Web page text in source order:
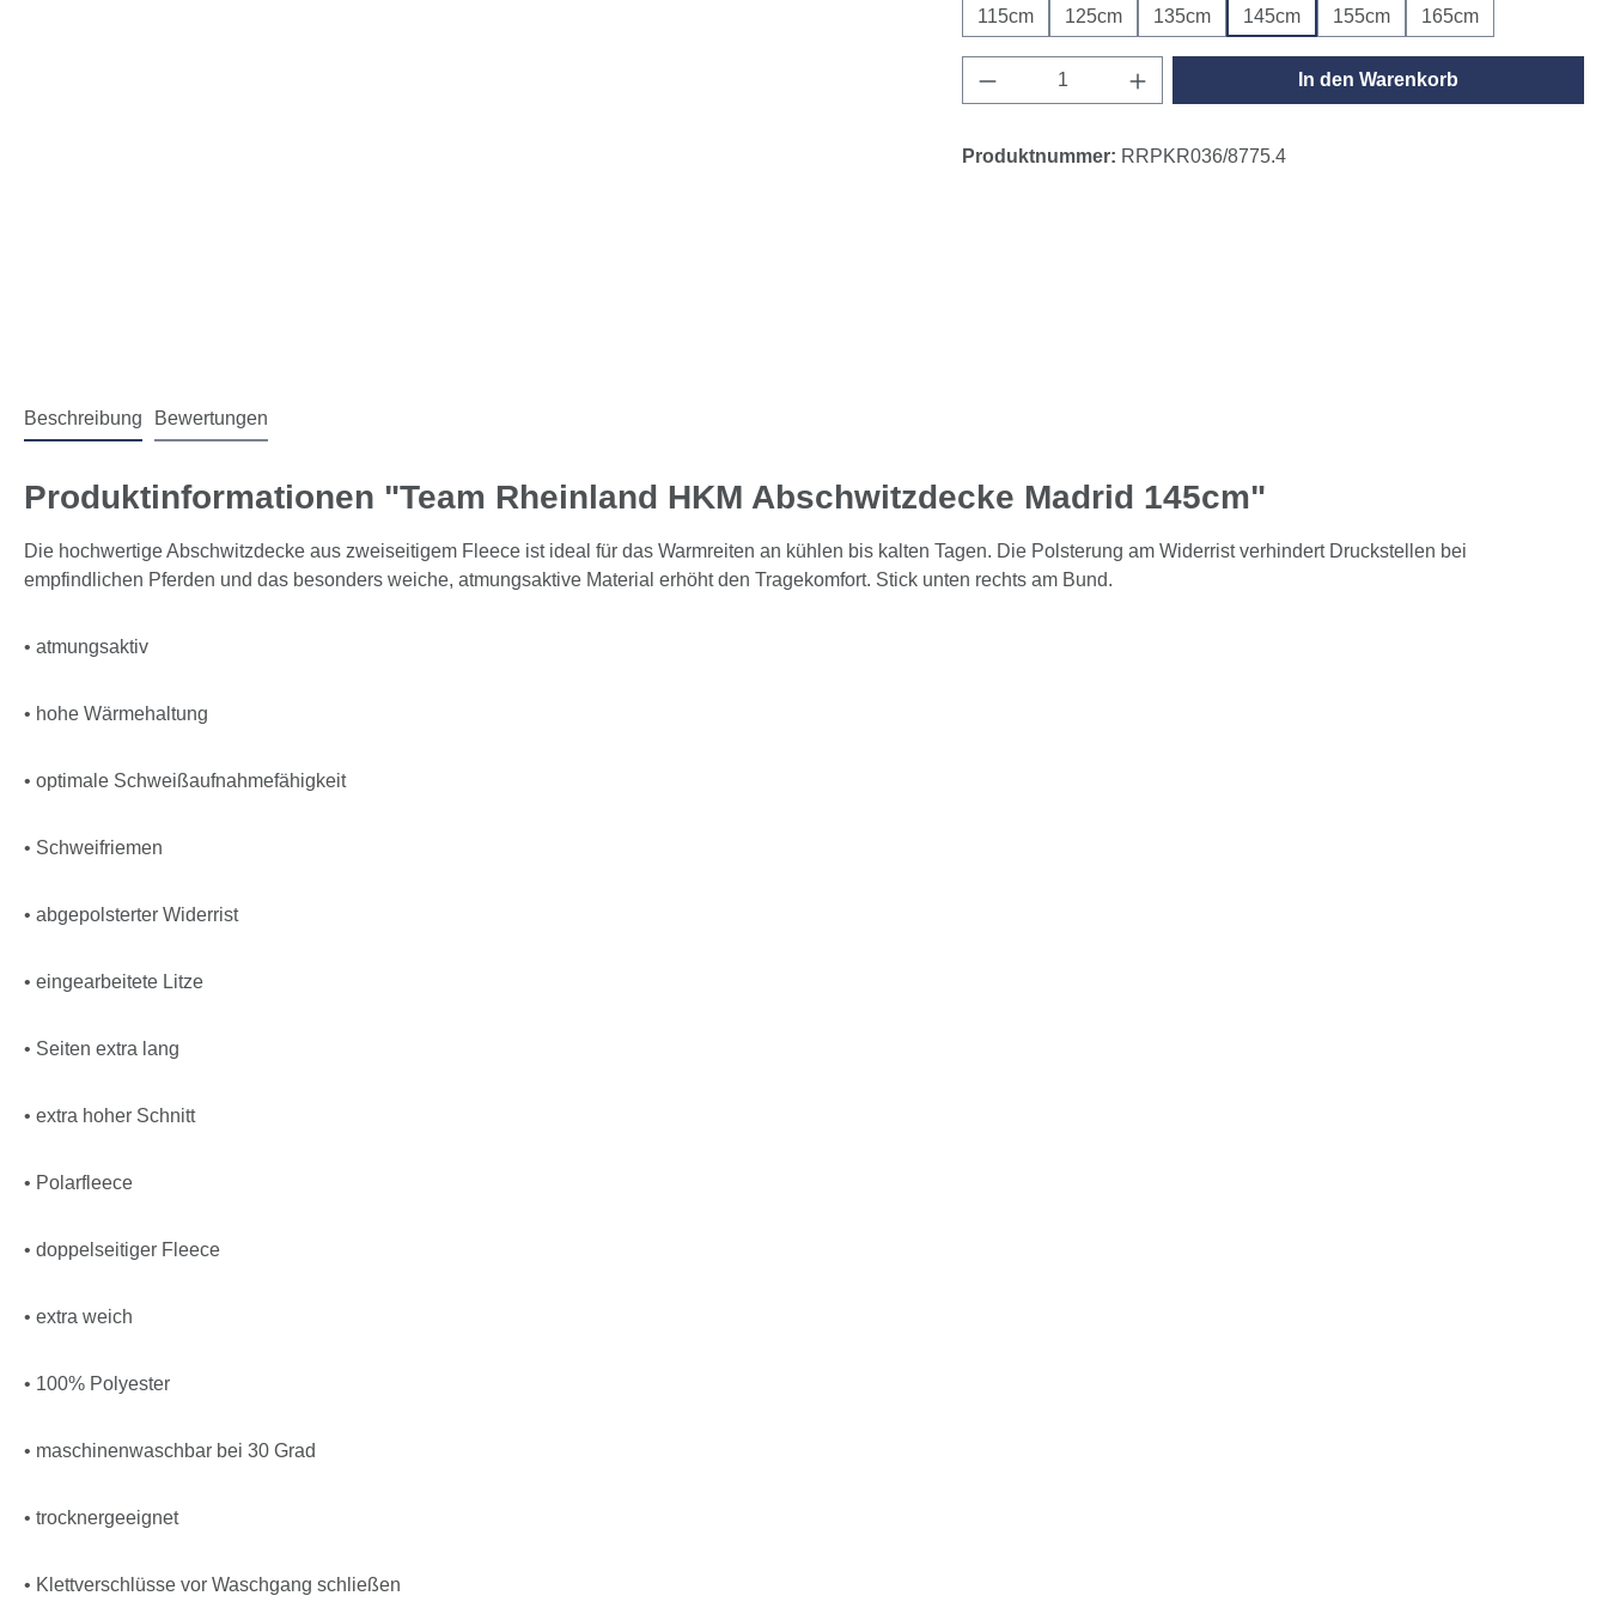
115cm 125cm 135cm 145cm 155cm 165cm
Produkt Anzahl: Gib den gewünschten Wert ein
In den Warenkorb
Produktnummer: RRPKR036/8775.4
Beschreibung Bewertungen
Produktinformationen "Team Rheinland HKM Abschwitzdecke Madrid 145cm"
Die hochwertige Abschwitzdecke aus zweiseitigem Fleece ist ideal für das Warmreiten an kühlen bis kalten Tagen. Die Polsterung am Widerrist verhindert Druckstellen bei
empfindlichen Pferden und das besonders weiche, atmungsaktive Material erhöht den Tragekomfort. Stick unten rechts am Bund.
• atmungsaktiv
• hohe Wärmehaltung
• optimale Schweißaufnahmefähigkeit
• Schweifriemen
• abgepolsterter Widerrist
• eingearbeitete Litze
• Seiten extra lang
• extra hoher Schnitt
• Polarfleece
• doppelseitiger Fleece
• extra weich
• 100% Polyester
• maschinenwaschbar bei 30 Grad
• trocknergeeignet
• Klettverschlüsse vor Waschgang schließen